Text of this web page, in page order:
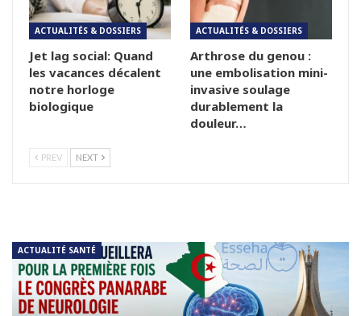
ACTUALITÉS & DOSSIERS
Jet lag social: Quand
les vacances décalent
notre horloge
biologique
ACTUALITÉS & DOSSIERS
Arthrose du genou :
une embolisation mini-
invasive soulage
durablement la
douleur…
PREV NEXT
ACTUALITÉ SANTÉ